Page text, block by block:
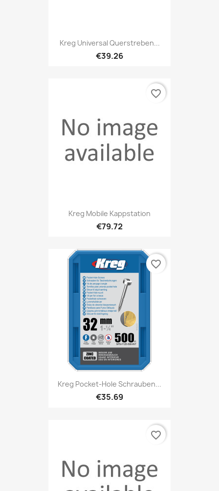
Kreg Universal Querstreben...
€39.26
Kreg Mobile Kappstation
€79.72
favorite_border
Kreg Pocket-Hole Schrauben...
€35.69
favorite_border
favorite_border